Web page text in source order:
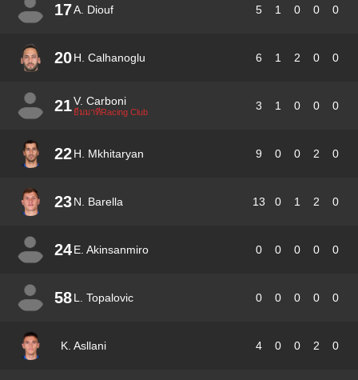
17A. Diouf 5 1 0 0 0
20H. Calhanoglu 6 1 2 0 0
21V. Carboni
ยืมมาที่Racing Club 3 1 0 0 0
22H. Mkhitaryan 9 0 0 2 0
23N. Barella 13 0 1 2 0
24E. Akinsanmiro 0 0 0 0 0
58L. Topalovic 0 0 0 0 0
K. Asllani 4 0 0 2 0